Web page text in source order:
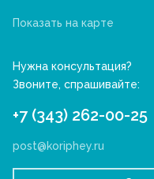
Показать на карте
Нужна консультация?
Звоните, спрашивайте:
+7 (343) 262-00-25
post@koriphey.ru